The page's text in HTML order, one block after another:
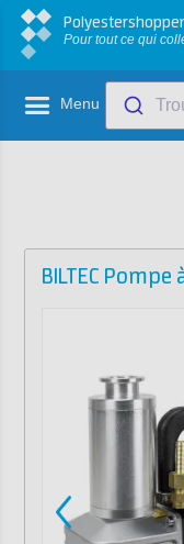
Pour tout ce qui
Menu
BILTEC